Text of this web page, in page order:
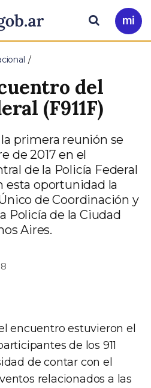
Ir
a
Buscar
del
(F911F)
primera reunión se
de 2017 en el
de la Policía Federal
esta oportunidad la
de Coordinación y
Policía de la Ciudad
Aires.
encuentro estuvieron el
de los 911
de contar con el
relacionados a las